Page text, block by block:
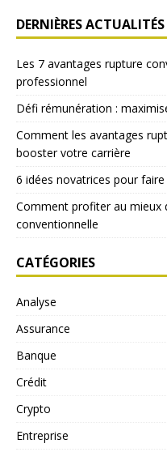
DERNIÈRES ACTUALITÉS
Les 7 avantages rupture
professionnel
Défi rémunération :
Comment les avantages
booster votre carrière
6 idées novatrices pour
Comment profiter au mieux
conventionnelle
CATÉGORIES
Analyse
Assurance
Banque
Crédit
Crypto
Entreprise